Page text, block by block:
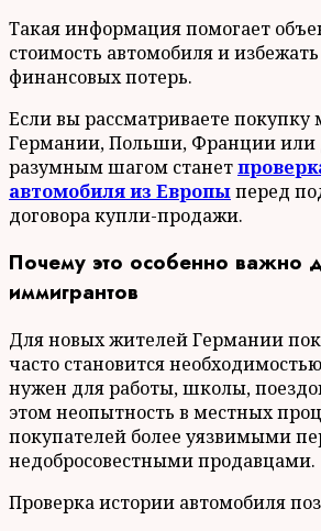
Такая информация помогает
стоимость автомобиля и
финансовых потерь.
Если вы рассматриваете
Германии, Польши, Франции или
разумным шагом станет
автомобиля из Европыперед
договора купли-продажи.
Почему это особенно важно
иммигрантов
Для новых жителей Германии
часто становится
нужен для работы, школы,
этом неопытность в местных
покупателей более уязвимыми
недобросовестными продавцами.
Проверка истории автомобиля